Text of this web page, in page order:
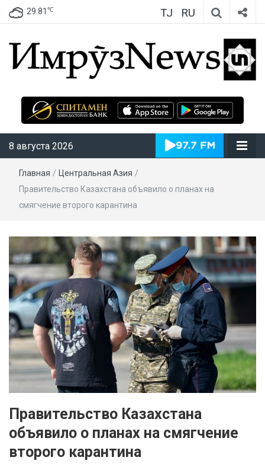
29.81 ℃ TJ RU
ИмрӯзNews
8 августа 2026
Главная / Центральная Азия /
Правительство Казахстана объявило о планах на
смягчение второго карантина
Правительство Казахстана
объявило о планах на смягчение
второго карантина